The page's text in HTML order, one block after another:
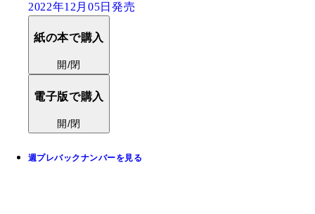
2022年12月05日発売
紙の本で購入
開/閉
電子版で購入
開/閉
週プレバックナンバーを見る